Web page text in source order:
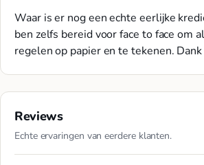
Waar is er nog een echte eerlijke
ben zelfs bereid voor face to face om
regelen op papier en te tekenen. Dank
Reviews
Echte ervaringen van eerdere klanten.